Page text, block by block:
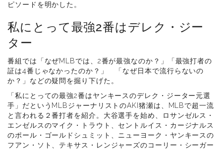
ピソードを明かした。
私にとって最強2番はデレク・ジー
ター
番組では「なぜMLBでは、2番が最強なのか？」「最強打者の
証は4番じゃなかったのか？」 「なぜ日本で流行らないの
か？」などの疑問を掘り下げた。
「私にとっての最強2番はヤンキースのデレク・ジーター元選
手」だというMLBジャーナリストのAKI猪瀬は、MLBで超一流
と言われる２番打者を紹介。大谷選手を始め、ロサンゼルス・
エンゼルスのマイク・トラウト、セントルイス・カージナルス
のポール・ゴールドシュミット、ニューヨーク・ヤンキースの
フアン・ソト、テキサス・レンジャーズのコーリー・シーガー